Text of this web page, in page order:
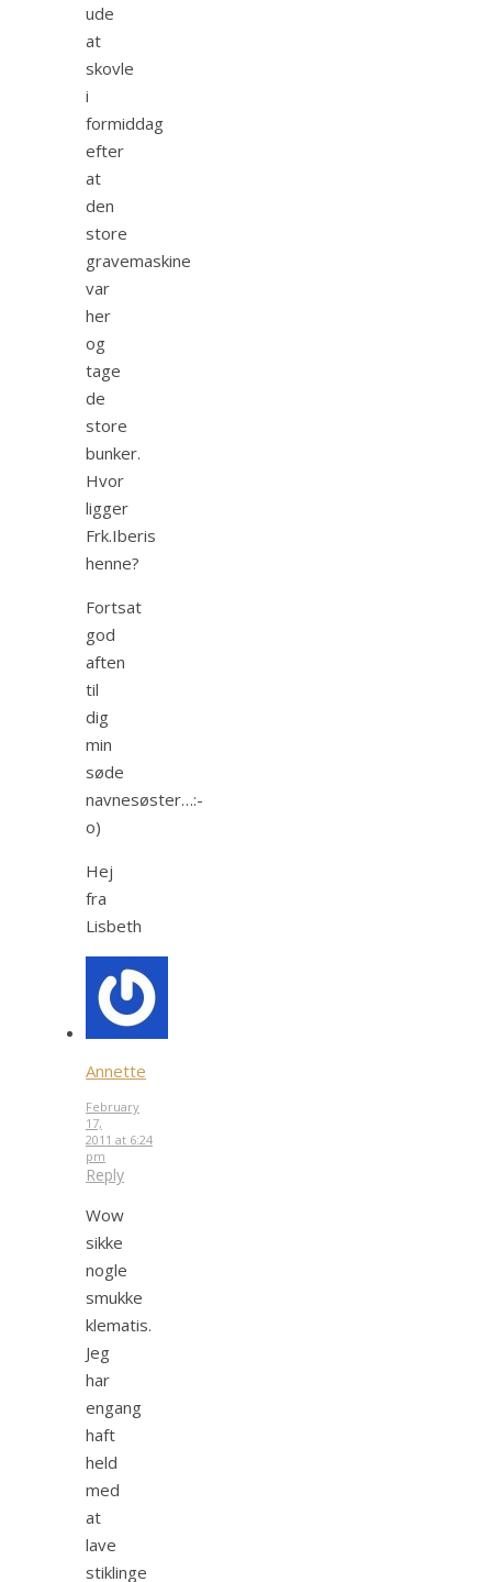
ude
at
skovle
i
formiddag
efter
at
den
store
gravemaskine
var
her
og
tage
de
store
bunker.
Hvor
ligger
Frk.Iberis
henne?
Fortsat
god
aften
til
dig
min
søde
navnesøster…:-
o)
Hej
fra
Lisbeth
Annette
February
17,
2011 at 6:24
pm
Reply
Wow
sikke
nogle
smukke
klematis.
Jeg
har
engang
haft
held
med
at
lave
stiklinge